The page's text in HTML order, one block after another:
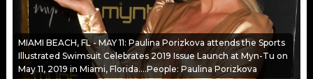
TRENDY
KULTURA
MIAMI BEACH, FL - MAY 11: Paulina Porizkova attends the Sports
Illustrated Swimsuit Celebrates 2019 Issue Launch at Myn-Tu on
May 11, 2019 in Miami, Florida....People: Paulina Porizkova